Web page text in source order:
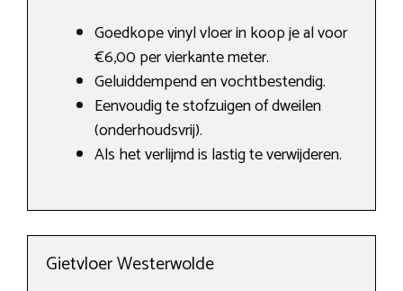
Goedkope vinyl vloer in koop je al voor
€6,00 per vierkante meter.
Geluiddempend en vochtbestendig.
Eenvoudig te stofzuigen of dweilen
(onderhoudsvrij).
Als het verlijmd is lastig te verwijderen.
Gietvloer Westerwolde